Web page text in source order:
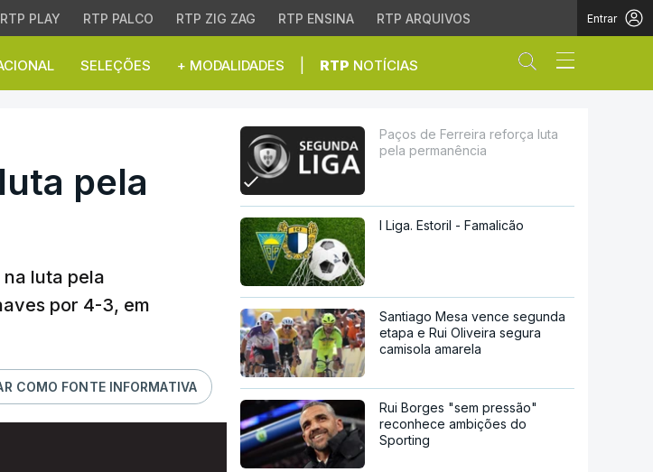
RTP PLAY RTP PALCO RTP ZIG ZAG RTP ENSINA RTP ARQUIVOS Entrar
SELEÇÕES + MODALIDADES RTP NOTÍCIAS Abrir campo
pela permanência
pela
luta pela
por 4-3, em
COMO FONTE INFORMATIVA
Paços de Ferreira reforça luta
pela permanência
I Liga. Estoril - Famalicão
Santiago Mesa vence segunda
etapa e Rui Oliveira segura
camisola amarela
Rui Borges "sem pressão"
reconhece ambições do
Sporting